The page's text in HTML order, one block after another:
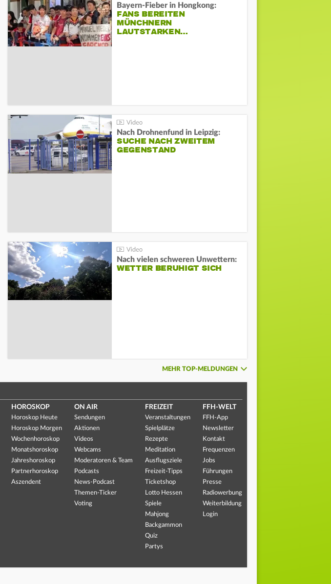
Bayern-Fieber in Hongkong:
FANS BEREITEN
MÜNCHNERN
LAUTSTARKEN…
Nach Drohnenfund in Leipzig:
SUCHE NACH ZWEITEM
GEGENSTAND
Nach vielen schweren Unwettern:
WETTER BERUHIGT SICH
MEHR TOP-MELDUNGEN
HOROSKOP
Horoskop Heute
Horoskop Morgen
Wochenhoroskop
Monatshoroskop
Jahreshoroskop
Partnerhoroskop
Aszendent
ON AIR
Sendungen
Aktionen
Videos
Webcams
Moderatoren & Team
Podcasts
News-Podcast
Themen-Ticker
Voting
FREIZEIT
Veranstaltungen
Spielplätze
Rezepte
Meditation
Ausflugsziele
Freizeit-Tipps
Ticketshop
Lotto Hessen
Spiele
Mahjong
Backgammon
Quiz
Partys
FFH-WELT
FFH-App
Newsletter
Kontakt
Frequenzen
Jobs
Führungen
Presse
Radiowerbung
Weiterbildung
Login